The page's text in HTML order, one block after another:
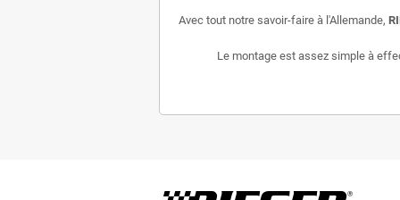
Avec tout notre savoir-faire à l'Allemande,
Le montage est assez simple à